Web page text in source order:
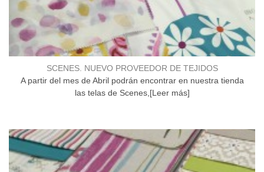
SCENES. NUEVO PROVEEDOR DE TEJIDOS
A partir del mes de Abril podrán encontrar en nuestra tienda
las telas de Scenes,[Leer más]